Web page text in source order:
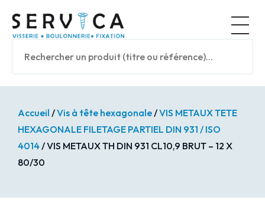
Accueil /Vis à tête hexagonale/VIS METAUX TETE
HEXAGONALE FILETAGE PARTIEL DIN 931 / ISO
4014/ VIS METAUX TH DIN 931 CL10,9 BRUT – 12 X
80/30